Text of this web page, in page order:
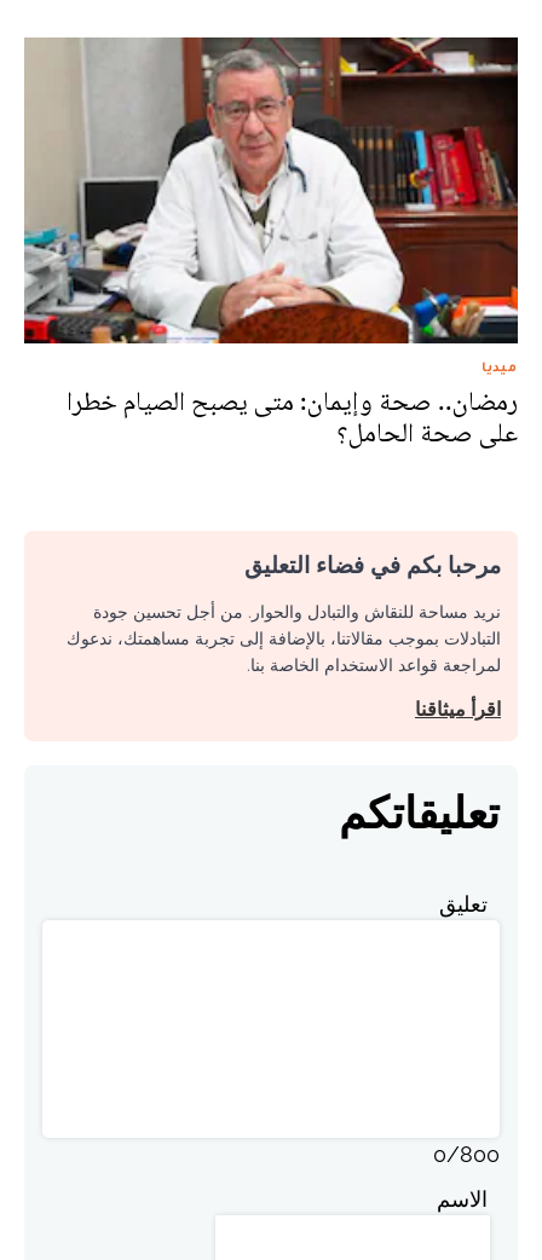
ميديا
رمضان.. صحة وإيمان: متى يصبح الصيام خطرا
على صحة الحامل؟
مرحبا بكم في فضاء التعليق
نريد مساحة للنقاش والتبادل والحوار. من أجل تحسين جودة
التبادلات بموجب مقالاتنا، بالإضافة إلى تجربة مساهمتك، ندعوك
لمراجعة قواعد الاستخدام الخاصة بنا.
اقرأ ميثاقنا
تعليقاتكم
تعليق
0/800
الاسم